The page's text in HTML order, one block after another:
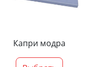
Капри модра